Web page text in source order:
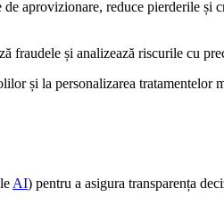
aprovizionare, reduce pierderile și
fraudele și analizează riscurile cu
și la personalizarea tratamentelor
AI) pentru a asigura transparența